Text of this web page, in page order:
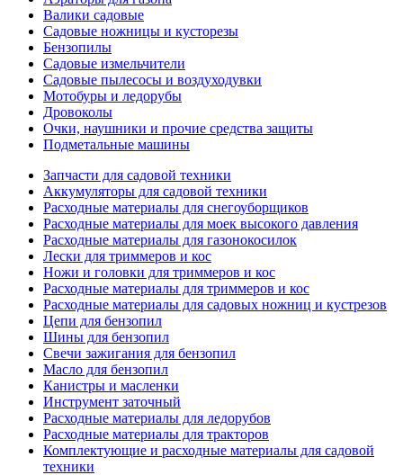
Валики садовые
Садовые ножницы и кусторезы
Бензопилы
Садовые измельчители
Садовые пылесосы и воздуходувки
Мотобуры и ледорубы
Дровоколы
Очки, наушники и прочие средства защиты
Подметальные машины
Запчасти для садовой техники
Аккумуляторы для садовой техники
Расходные материалы для снегоуборщиков
Расходные материалы для моек высокого давления
Расходные материалы для газонокосилок
Лески для триммеров и кос
Ножи и головки для триммеров и кос
Расходные материалы для триммеров и кос
Расходные материалы для садовых ножниц и кустрезов
Цепи для бензопил
Шины для бензопил
Свечи зажигания для бензопил
Масло для бензопил
Канистры и масленки
Инструмент заточный
Расходные материалы для ледорубов
Расходные материалы для тракторов
Комплектующие и расходные материалы для садовой
техники